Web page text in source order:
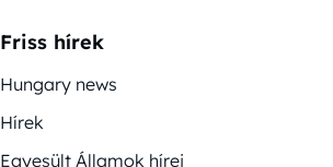
Friss hírek
Hungary news
Hírek
Egyesült Államok hírei